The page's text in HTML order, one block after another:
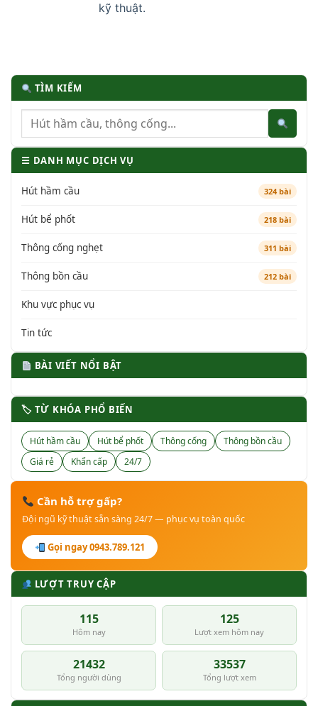
kỹ thuật.
TÌM KIẾM
☰ DANH MỤC DỊCH VỤ
Hút hầm cầu 324 bài
Hút bể phốt 218 bài
Thông cống nghẹt 311 bài
Thông bồn cầu 212 bài
Khu vực phục vụ
Tin tức
BÀI VIẾT NỔI BẬT
🏷 TỪ KHÓA PHỔ BIẾN
Hút hầm cầu Hút bể phốt Thông cống
Thông bồn cầu
Giá rẻ
Khẩn cấp 24/7
Cần hỗ trợ gấp?
Đội ngũ kỹ thuật sẵn sàng 24/7 — phục vụ toàn quốc
Gọi ngay 0943.789.121
LƯỢT TRUY CẬP
115
Hôm nay
125
Lượt xem hôm nay
21432
Tổng người dùng
33537
Tổng lượt xem